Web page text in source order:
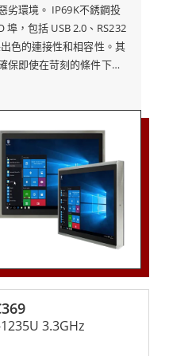
劣環境。 IP69K不銹鋼投
，包括 USB 2.0、RS232
色的連接性和相容性。其
保即使在苛刻的條件下也
的耐用性。其先進的功
保持運作效率和衛生的
3.3GHz